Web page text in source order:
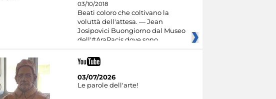
03/10/2018
Beati coloro che coltivano la
voluttà dell'attesa. — Jean
Josipovici Buongiorno dal Museo
dell'#AraPacis dove sono
03/07/2026
Le parole dell'arte!